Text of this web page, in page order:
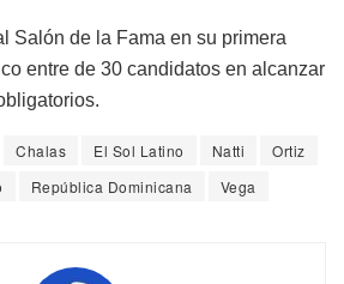
Salón de la Fama en su primera
entre de 30 candidatos en alcanzar
Chalas El Sol Latino Natti
Ortiz
República Dominicana Vega